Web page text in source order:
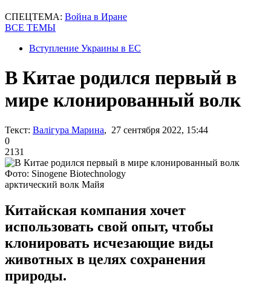
СПЕЦТЕМА: Война в Иране
ВСЕ ТЕМЫ
Вступление Украины в ЕС
В Китае родился первый в
мире клонированный волк
Текст: Валігура Марина, 27 сентября 2022, 15:44
0
2131
Фото: Sinogene Biotechnology
арктический волк Майя
Китайская компания хочет
использовать свой опыт, чтобы
клонировать исчезающие виды
животных в целях сохранения
природы.